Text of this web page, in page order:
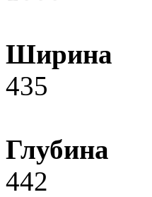
Ширина
435
Глубина
442